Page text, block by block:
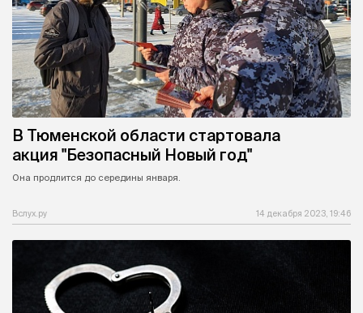
В Тюменской области стартовала
акция "Безопасный Новый год"
Она продлится до середины января.
Вслух.ру 14 декабря 2023, 19:46